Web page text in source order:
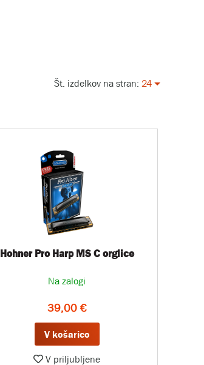
Št. izdelkov na stran: 24
Hohner Pro Harp MS C orglice
Na zalogi
39,00 €
V košarico
V priljubljene